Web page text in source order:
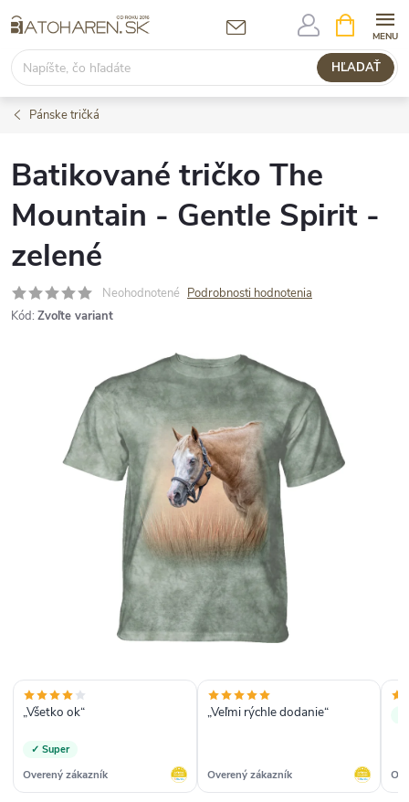
na
obsah
HĽADAŤ
KOŠÍK
Pánske tričká
Batikované tričko The
Mountain - Gentle Spirit -
zelené
Neohodnotené Podrobnosti hodnotenia
Kód: Zvoľte variant
„Všetko ok“
✓ Super
Overený zákazník
„Veľmi rýchle dodanie“
Overený zákazník